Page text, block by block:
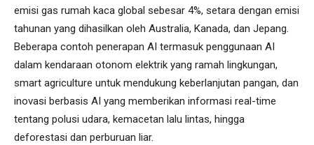
emisi gas rumah kaca global sebesar 4%, setara dengan emisi
tahunan yang dihasilkan oleh Australia, Kanada, dan Jepang.
Beberapa contoh penerapan AI termasuk penggunaan AI
dalam kendaraan otonom elektrik yang ramah lingkungan,
smart agriculture untuk mendukung keberlanjutan pangan, dan
inovasi berbasis AI yang memberikan informasi real-time
tentang polusi udara, kemacetan lalu lintas, hingga
deforestasi dan perburuan liar.